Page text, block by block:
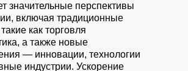
значительные перспективы
включая традиционные
как торговля
а также новые
— инновации, технологии
индустрии. Ускорение